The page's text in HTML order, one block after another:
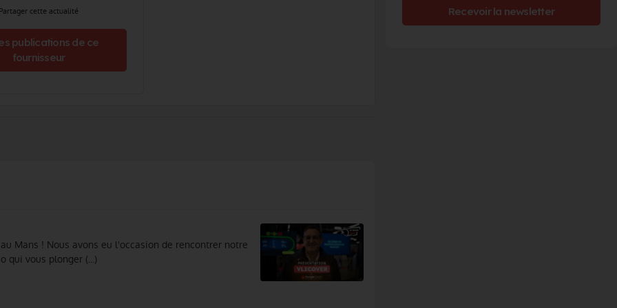
cette actualité
publications de ce
fournisseur
Mans ! Nous avons eu l'occasion de rencontrer notre
qui vous plonger (...)
Recevoir la newsletter